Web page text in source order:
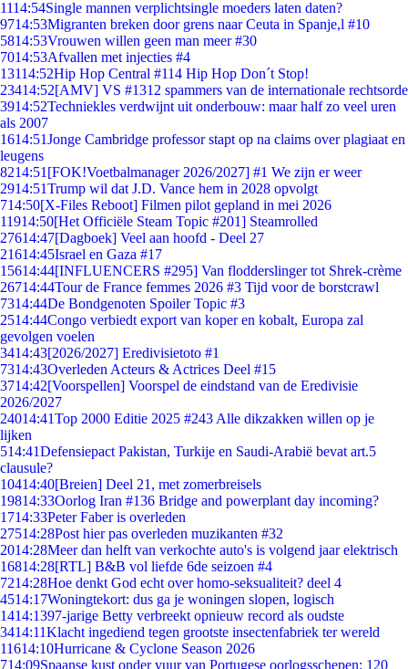
1114:54Single mannen verplichtsingle moeders laten daten?
9714:53Migranten breken door grens naar Ceuta in Spanje,l #10
5814:53Vrouwen willen geen man meer #30
7014:53Afvallen met injecties #4
13114:52Hip Hop Central #114 Hip Hop Don´t Stop!
23414:52[AMV] VS #1312 spammers van de internationale rechtsorde
3914:52Techniekles verdwijnt uit onderbouw: maar half zo veel uren
als 2007
1614:51Jonge Cambridge professor stapt op na claims over plagiaat en
leugens
8214:51 [FOK!Voetbalmanager 2026/2027] #1 We zijn er weer
2914:51Trump wil dat J.D. Vance hem in 2028 opvolgt
714:50[X-Files Reboot] Filmen pilot gepland in mei 2026
11914:50[Het Officiële Steam Topic #201] Steamrolled
27614:47[Dagboek] Veel aan hoofd - Deel 27
21614:45Israel en Gaza #17
15614:44[INFLUENCERS #295] Van flodderslinger tot Shrek-crème
26714:44Tour de France femmes 2026 #3 Tijd voor de borstcrawl
7314:44De Bondgenoten Spoiler Topic #3
2514:44Congo verbiedt export van koper en kobalt, Europa zal
gevolgen voelen
3414:43[2026/2027] Eredivisietoto #1
7314:43Overleden Acteurs & Actrices Deel #15
3714:42[Voorspellen] Voorspel de eindstand van de Eredivisie
2026/2027
24014:41Top 2000 Editie 2025 #243 Alle dikzakken willen op je
lijken
514:41Defensiepact Pakistan, Turkije en Saudi-Arabië bevat art.5
clausule?
10414:40[Breien] Deel 21, met zomerbreisels
19814:33Oorlog Iran #136 Bridge and powerplant day incoming?
1714:33Peter Faber is overleden
27514:28Post hier pas overleden muzikanten #32
2014:28Meer dan helft van verkochte auto's is volgend jaar elektrisch
16814:28[RTL] B&B vol liefde 6de seizoen #4
7214:28Hoe denkt God echt over homo-seksualiteit? deel 4
4514:17Woningtekort: dus ga je woningen slopen, logisch
1414:1397-jarige Betty verbreekt opnieuw record als oudste
3414:11Klacht ingediend tegen grootste insectenfabriek ter wereld
11614:10Hurricane & Cyclone Season 2026
714:09Spaanse kust onder vuur van Portugese oorlogsschepen: 120